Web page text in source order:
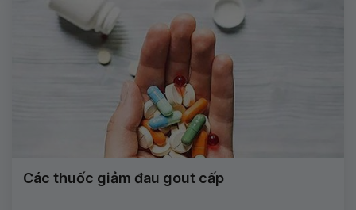
Các thuốc giảm đau gout cấp